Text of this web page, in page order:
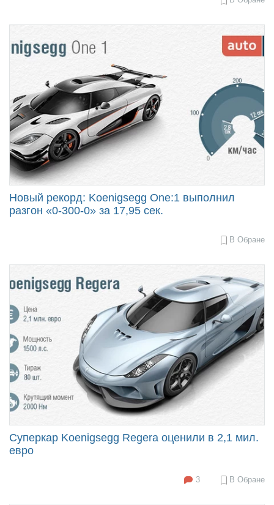
Новый рекорд: Koenigsegg One:1 выполнил
разгон «0-300-0» за 17,95 сек.
В Обране
Суперкар Koenigsegg Regera оценили в 2,1 мил.
евро
3 В Обране